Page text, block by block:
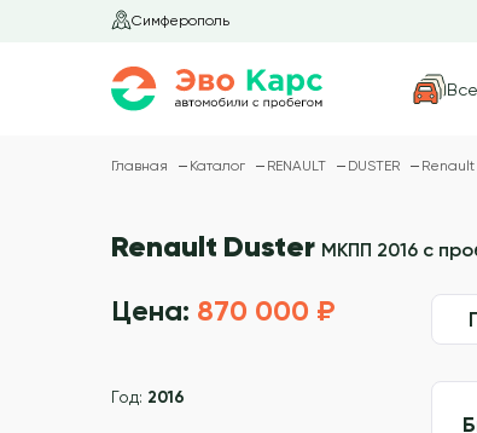
Симферополь
Главная Каталог RENAULT DUSTER Renault
Renault Duster МКПП 2016 с
Цена: 870 000 ₽
Год: 2016